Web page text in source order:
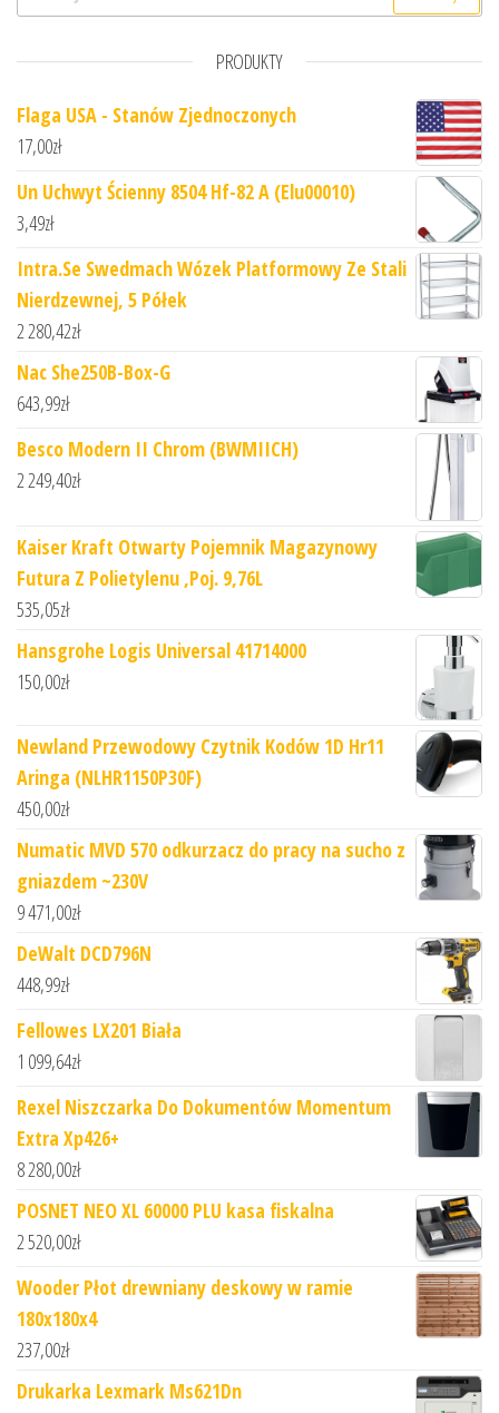
PRODUKTY
Flaga USA - Stanów Zjednoczonych
17,00zł
Un Uchwyt Ścienny 8504 Hf-82 A (Elu00010)
3,49zł
Intra.Se Swedmach Wózek Platformowy Ze Stali
Nierdzewnej, 5 Półek
2 280,42zł
Nac She250B-Box-G
643,99zł
Besco Modern II Chrom (BWMIICH)
2 249,40zł
Kaiser Kraft Otwarty Pojemnik Magazynowy
Futura Z Polietylenu ,Poj. 9,76L
535,05zł
Hansgrohe Logis Universal 41714000
150,00zł
Newland Przewodowy Czytnik Kodów 1D Hr11
Aringa (NLHR1150P30F)
450,00zł
Numatic MVD 570 odkurzacz do pracy na sucho z
gniazdem ~230V
9 471,00zł
DeWalt DCD796N
448,99zł
Fellowes LX201 Biała
1 099,64zł
Rexel Niszczarka Do Dokumentów Momentum
Extra Xp426+
8 280,00zł
POSNET NEO XL 60000 PLU kasa fiskalna
2 520,00zł
Wooder Płot drewniany deskowy w ramie
180x180x4
237,00zł
Drukarka Lexmark Ms621Dn